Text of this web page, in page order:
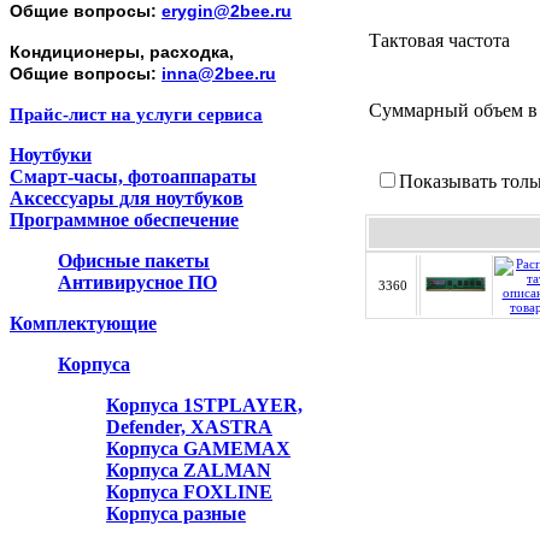
Общие вопросы: erygin@2bee.ru
Кондиционеры, расходка,
Общие вопросы: inna@2bee.ru
Прайс-лист на услуги сервиса
Ноутбуки
Смарт-часы, фотоаппараты
Аксессуары для ноутбуков
Программное обеспечение
Офисные пакеты
Антивирусное ПО
Комплектующие
Корпуса
Корпуса 1STPLAYER,
Defender, XASTRA
Корпуса GAMEMAX
Корпуса ZALMAN
Корпуса FOXLINE
Корпуса разные
Тактовая частота
Суммарный объем в
Показывать
3360